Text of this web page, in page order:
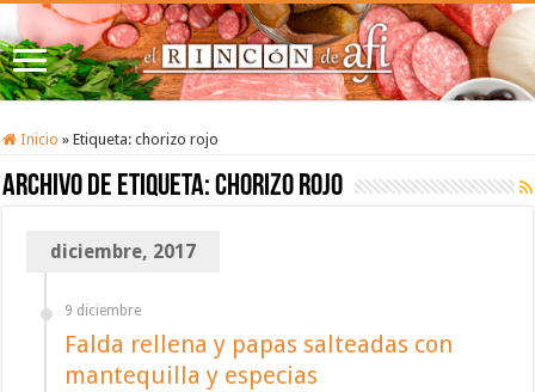
Inicio » Etiqueta:chorizo rojo
Archivo de etiqueta:chorizo rojo
diciembre, 2017
9 diciembre
Falda rellena y papas salteadas con
mantequilla y especias